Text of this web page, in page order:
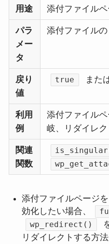
用途 添付ファイル
パラ
メー
タ
添付ファイルの
戻り
値
true また
利用
例
添付ファイル
岐、リダイレ
関連
関数
添付ファイルページ
効化したい場合、
wp_redirect()
リダイレクトする方法